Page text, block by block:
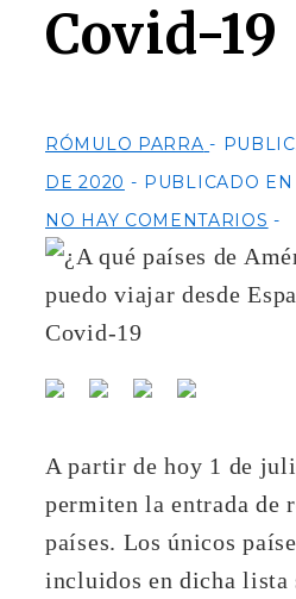
Covid-19
RÓMULO PARRA
DE 2020
PUBLICADO
NO HAY COMENTARIOS
A partir de hoy 1 de
permiten la entrada de
países. Los únicos
incluidos en dicha lista